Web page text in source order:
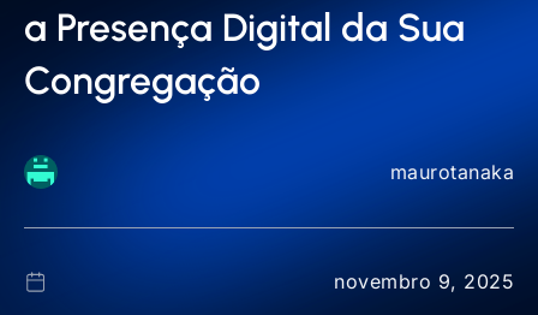
a Presença Digital da Sua
Congregação
maurotanaka
novembro 9, 2025